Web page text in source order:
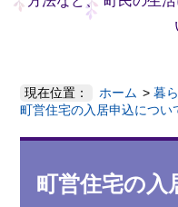
現在位置： ホーム 暮
町営住宅の入居申込につい
町営住宅の入